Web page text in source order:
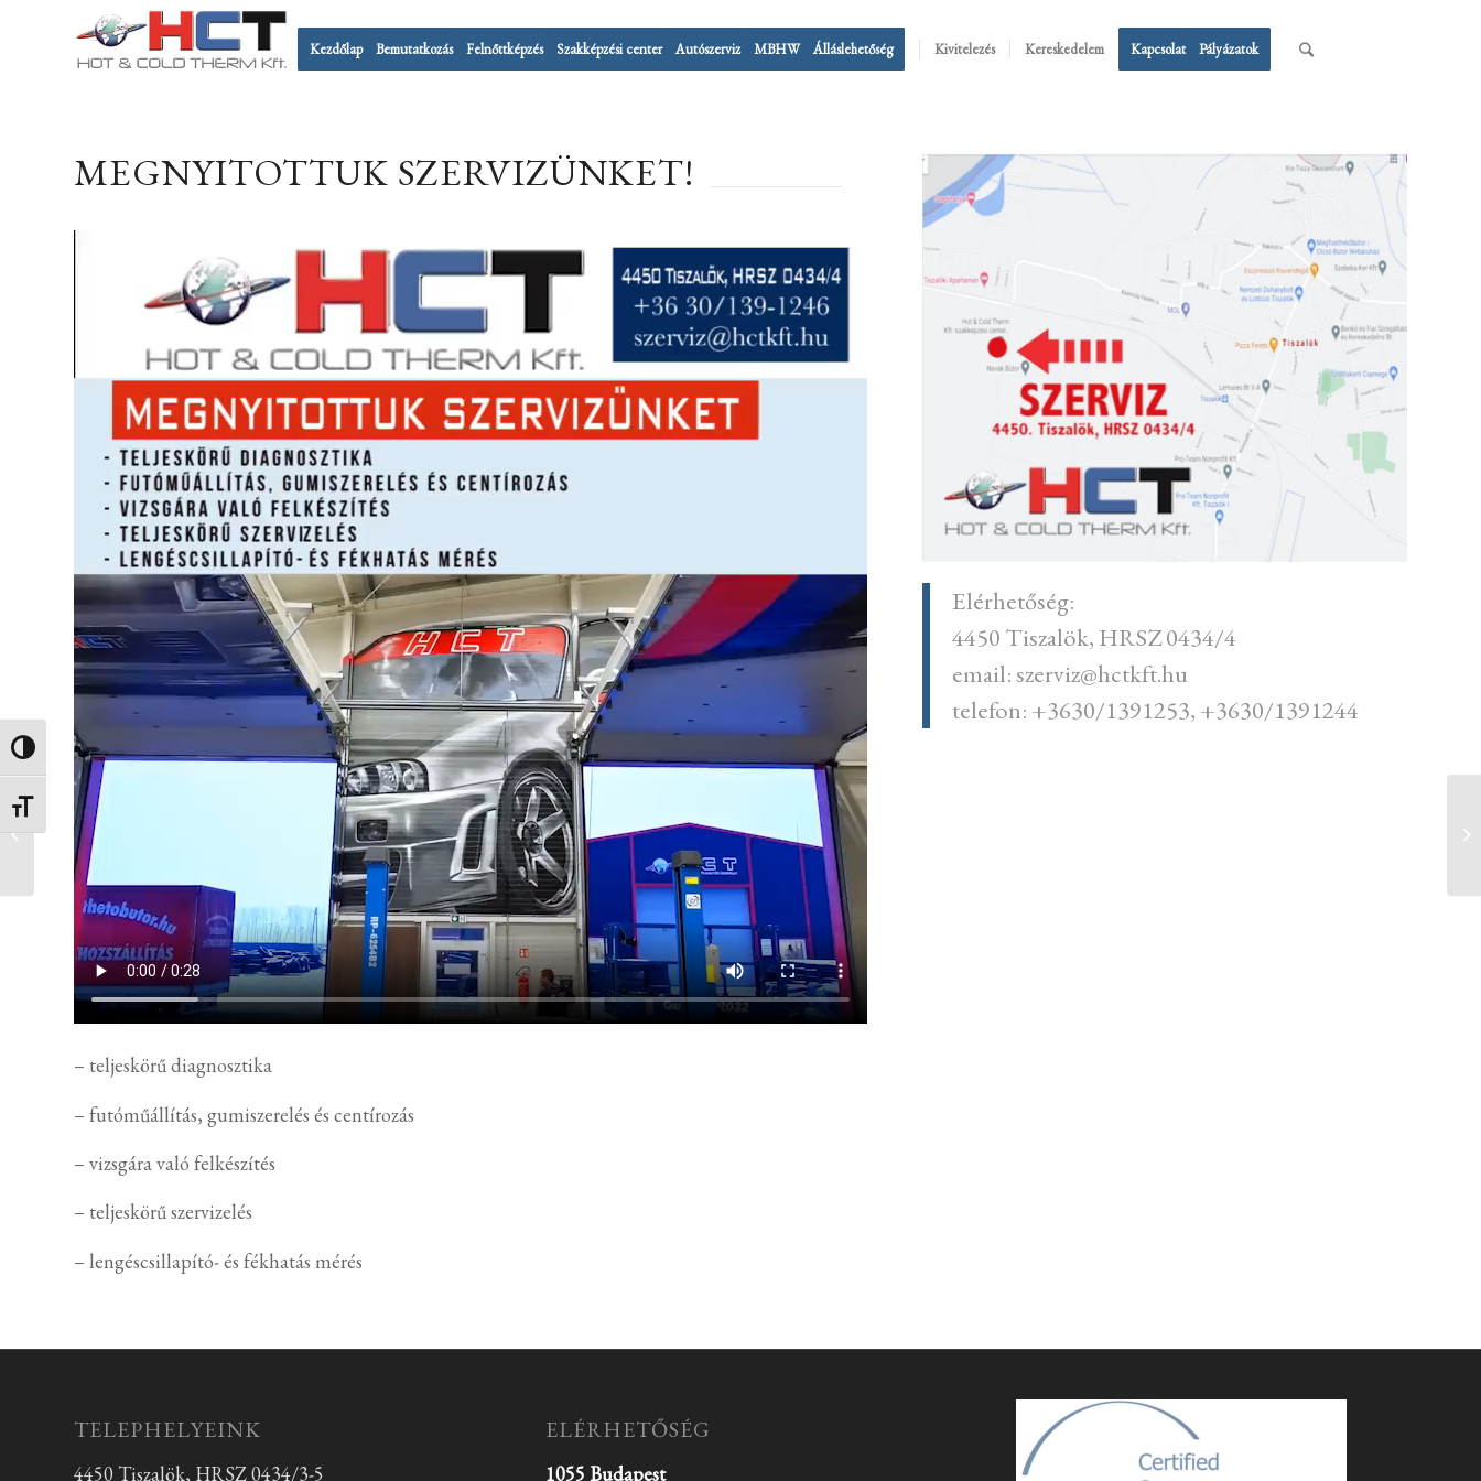
Nagy kontraszt váltása
Betűméret váltása
Kezdőlap Bemutatkozás Felnőttképzés Szakképzési center Autószerviz MBHW Álláslehetőség Kivitelezés Kereskedelem Kapcsolat Pályázatok
MEGNYITOTTUK SZERVIZÜNKET!
– teljeskörű diagnosztika
– futóműállítás, gumiszerelés és centírozás
– vizsgára való felkészítés
– teljeskörű szervizelés
– lengéscsillapító- és fékhatás mérés
Elérhetőség:
4450 Tiszalök, HRSZ 0434/4
email: szerviz@hctkft.hu
telefon: +3630/1391253, +3630/1391244
TELEPHELYEINK
4450 Tiszalök, HRSZ 0434/3-5
ELÉRHETŐSÉG
1055 Budapest
Kirepültek az első fecskék